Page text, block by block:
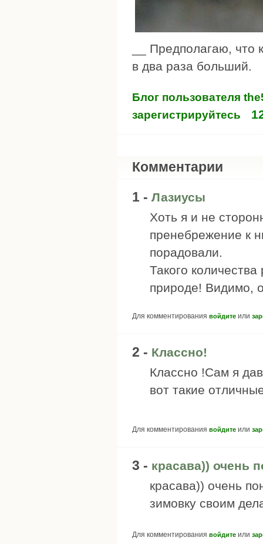
__ Предполагаю, что
в два раза больший.
Блог пользователя
зарегистрируйтесь
Комментарии
1 - Лазиусы
Хоть я и не
пренебрежение к
порадовали.
Такого
природе! Видимо,
Для комментирования войдите или
2 - Классно!
Классно !Сам я
вот такие
Для комментирования войдите или
3 - красава)) очень
красава)) очень
зимовку своим
Для комментирования войдите или